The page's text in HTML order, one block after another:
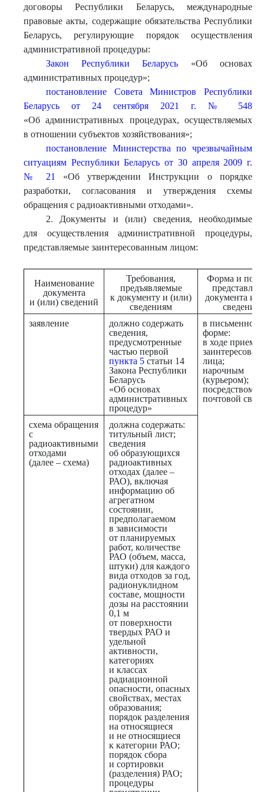
договоры Республики Беларусь, международные
правовые акты, содержащие обязательства Республики
Беларусь, регулирующие порядок осуществления
административной процедуры:
Закон Республики Беларусь «Об основах
административных процедур»;
постановление Совета Министров Республики
Беларусь от 24 сентября 2021 г. № 548
«Об административных процедурах, осуществляемых
в отношении субъектов хозяйствования»;
постановление Министерства по чрезвычайным
ситуациям Республики Беларусь от 30 апреля 2009 г.
№ 21
«Об утверждении Инструкции о порядке
разработки, согласования и утверждения схемы
обращения с радиоактивными отходами».
2. Документы и (или) сведения, необходимые
для осуществления административной процедуры,
представляемые заинтересованным лицом:
Наименование
документа
и (или) сведений
Требования,
предъявляемые
к документу и (или)
сведениям
Форма и
документа и
сведений
заявление
должно содержать
сведения,
предусмотренные
частью первой
пункта 5 статьи 14
Закона Республики
Беларусь
«Об основах
административных
процедур»
в письменной
форме:
в ходе приема
лица;
нарочным
(курьером);
посредством
почтовой
схема обращения
с
радиоактивными
отходами
(далее – схема)
должна содержать:
титульный лист;
сведения
об образующихся
радиоактивных
отходах (далее –
РАО), включая
информацию об
агрегатном
состоянии,
предполагаемом
в зависимости
от планируемых
работ, количестве
РАО (объем, масса,
штуки) для каждого
вида отходов за год,
радионуклидном
составе, мощности
дозы на расстоянии
0,1 м
от поверхности
твердых РАО и
удельной
активности,
категориях
и классах
радиационной
опасности, опасных
свойствах, местах
образования;
порядок разделения
на относящиеся
и не относящиеся
к категории РАО;
порядок сбора
и сортировки
(разделения) РАО;
процедуры